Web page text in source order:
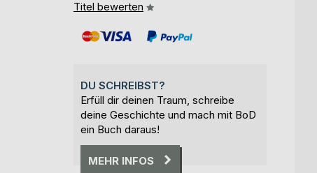
Titel bewerten
DU SCHREIBST?
Erfüll dir deinen Traum, schreibe
deine Geschichte und mach mit BoD
ein Buch daraus!
MEHR INFOS